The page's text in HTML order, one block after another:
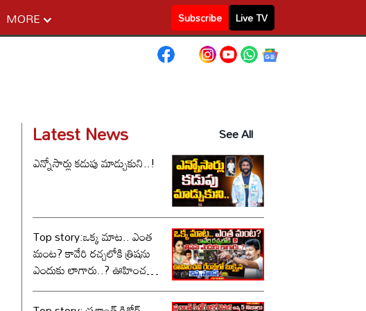
MORE Subscribe
Live TV
Latest News
See All
ఎన్నోసార్లు కడుపు మాడ్చుకుని..!
Top story:ఒక్క మాట.. ఎంత
మంట? కావేరి రచ్చలోకి త్రిషను
ఎందుకు లాగారు..? ఊహించని
రేంజ్ లో బుక్కైన చిన్న స్టాలిన్..!